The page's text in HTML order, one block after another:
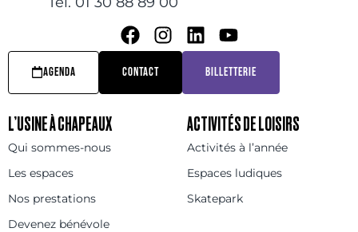
AGENDA CONTACT BILLETTERIE
L’USINE À CHAPEAUX
Qui sommes-nous
Les espaces
Nos prestations
Devenez bénévole
ACTIVITÉS DE LOISIRS
Activités à l’année
Espaces ludiques
Skatepark